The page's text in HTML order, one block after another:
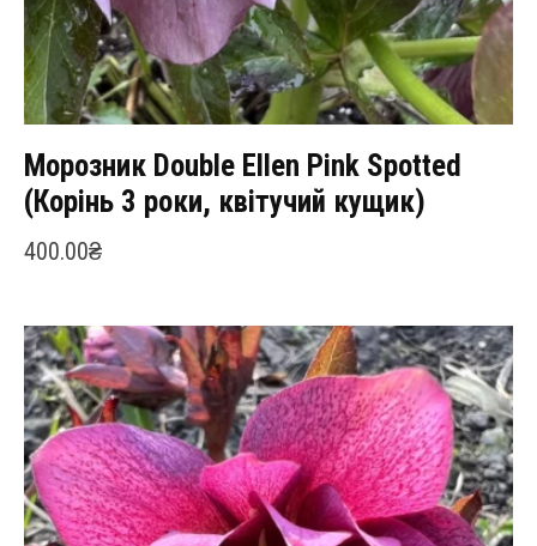
Морозник Double Ellen Pink Spotted
(Корінь 3 роки, квітучий кущик)
400.00₴